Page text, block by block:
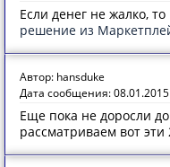
Если денег не жалко,
решение из
Автор: hansduke
Дата сообщения:
Еще пока не доросли
рассматриваем вот